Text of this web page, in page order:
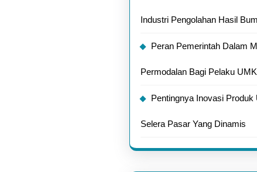
Industri Pengolahan Hasil
Peran Pemerintah Dalam
Permodalan Bagi Pelaku
Pentingnya Inovasi
Selera Pasar Yang Dinamis